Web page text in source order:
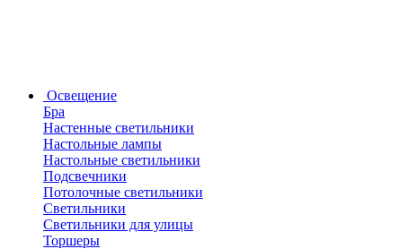
Освещение
Бра
Настенные светильники
Настольные лампы
Настольные светильники
Подсвечники
Потолочные светильники
Светильники
Светильники для улицы
Торшеры